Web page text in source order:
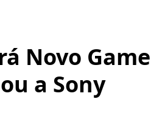
Novo Game
a Sony